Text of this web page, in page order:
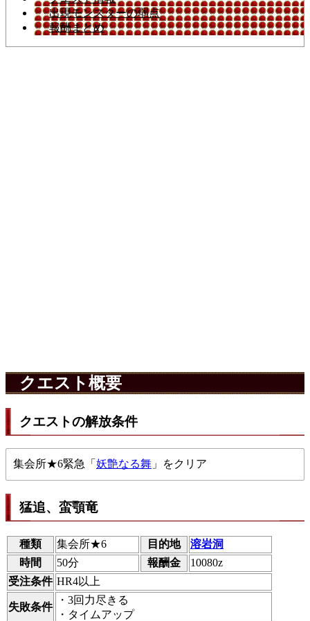
出現モンスターの弱点
報酬まとめ
クエスト概要
クエストの解放条件
集会所★6緊急「 妖艶なる舞 」をクリア
猛追、蛮顎竜
種類 集会所★6 目的地
溶岩洞
時間
50分 報酬金
10080z
受注条件 HR4以上
失敗条件
・3回力尽きる
・タイムアップ